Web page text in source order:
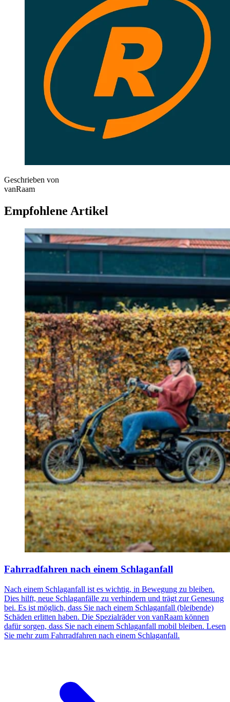
Geschrieben von
vanRaam
Empfohlene Artikel
Fahrradfahren nach einem Schlaganfall
Nach einem Schlaganfall ist es wichtig, in Bewegung zu bleiben.
Dies hilft, neue Schlaganfälle zu verhindern und trägt zur Genesung
bei. Es ist möglich, dass Sie nach einem Schlaganfall (bleibende)
Schäden erlitten haben. Die Spezialräder von vanRaam können
dafür sorgen, dass Sie nach einem Schlaganfall mobil bleiben. Lesen
Sie mehr zum Fahrradfahren nach einem Schlaganfall.